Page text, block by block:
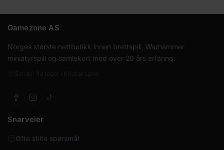
Gamezone AS
Norges største nettbutikk innen brettspill, Warhammer
miniatyrspill og samlekort med over 20 års erfaring.
Snarveier
Ofte stilte spørsmål